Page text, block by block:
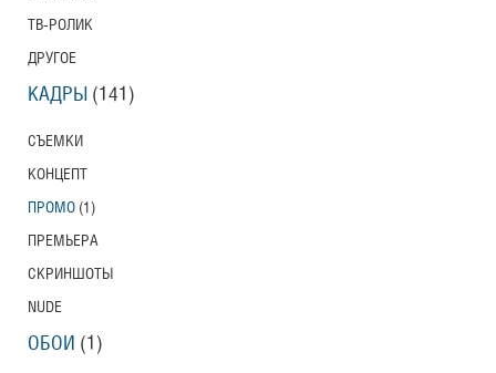
ТВ-РОЛИК
ДРУГОЕ
КАДРЫ (141)
СЪЕМКИ
КОНЦЕПТ
ПРОМО (1)
ПРЕМЬЕРА
СКРИНШОТЫ
NUDE
ОБОИ (1)